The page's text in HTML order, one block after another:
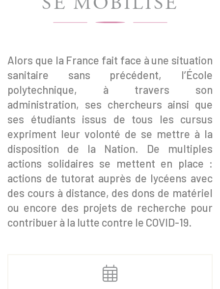
Alors que la France fait face à une situation
sanitaire sans précédent, l’École
polytechnique, à travers son
administration, ses chercheurs ainsi que
ses étudiants issus de tous les cursus
expriment leur volonté de se mettre à la
disposition de la Nation. De multiples
actions solidaires se mettent en place :
actions de tutorat auprès de lycéens avec
des cours à distance, des dons de matériel
ou encore des projets de recherche pour
contribuer à la lutte contre le COVID-19.